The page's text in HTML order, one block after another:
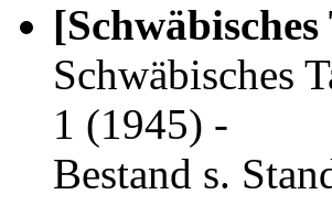
Schwäbisches
1 (1945) -
Bestand s.